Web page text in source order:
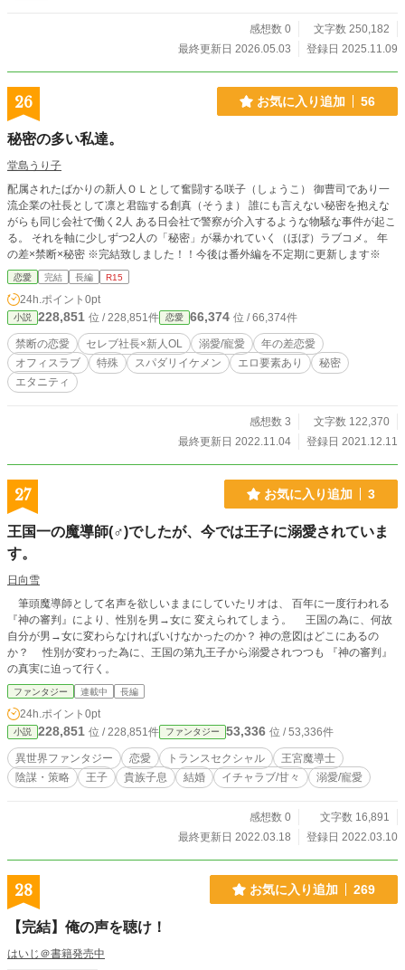
感想数 0
文字数 250,182
最終更新日 2026.05.03
登録日 2025.11.09
26 お気に入り追加 56
秘密の多い私達。
堂島うり子
配属されたばかりの新人ＯＬとして奮闘する咲子（しょうこ） 御曹司であり一
流企業の社長として凛と君臨する創真（そうま） 誰にも言えない秘密を抱えな
がらも同じ会社で働く2人 ある日会社で警察が介入するような物騒な事件が起こ
る。 それを軸に少しずつ2人の「秘密」が暴かれていく（ほぼ）ラブコメ。 年
の差×禁断×秘密 ※完結致しました！！今後は番外編を不定期に更新します※
恋愛 完結 長編 R15
24h.ポイント 0pt
小説 228,851 位 / 228,851件 恋愛 66,374 位 / 66,374件
禁断の恋愛 セレブ社長×新人OL 溺愛/寵愛
年の差恋愛
オフィスラブ
特殊 スパダリイケメン エロ要素あり
秘密
エタニティ
感想数 3
文字数 122,370
最終更新日 2022.11.04
登録日 2021.12.11
27 お気に入り追加 3
王国一の魔導師(♂)でしたが、今では王子に溺愛されていま
す。
日向雪
筆頭魔導師として名声を欲しいままにしていたリオは、 百年に一度行われる
『神の審判』により、性別を男→女に 変えられてしまう。 王国の為に、何故
自分が男→女に変わらなければいけなかったのか？ 神の意図はどこにあるの
か？ 性別が変わった為に、王国の第九王子から溺愛されつつも 『神の審判』
の真実に迫って行く。
ファンタジー 連載中 長編
24h.ポイント 0pt
小説 228,851 位 / 228,851件 ファンタジー 53,336 位 / 53,336件
異世界ファンタジー 恋愛 トランスセクシャル
王宮魔導士
陰謀・策略
王子 貴族子息 結婚 イチャラブ/甘々 溺愛/寵愛
感想数 0
文字数 16,891
最終更新日 2022.03.18
登録日 2022.03.10
28 お気に入り追加 269
【完結】俺の声を聴け！
はいじ＠書籍発売中